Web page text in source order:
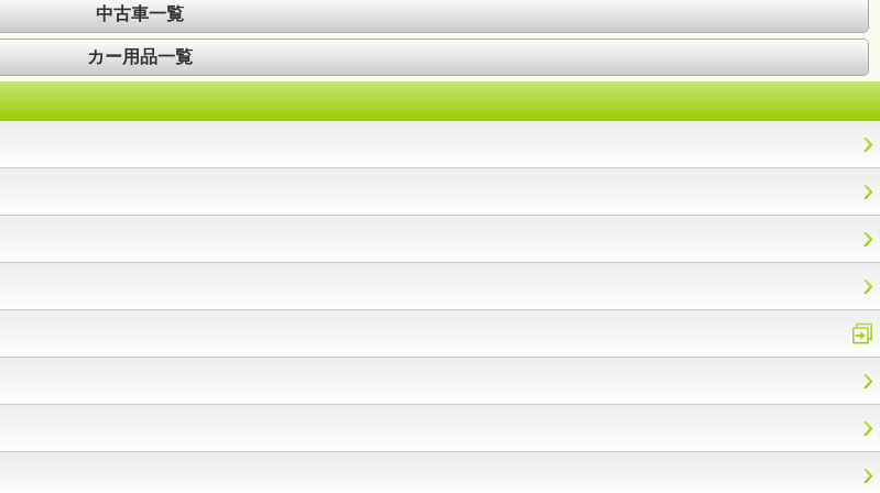
中古車一覧
カー用品一覧